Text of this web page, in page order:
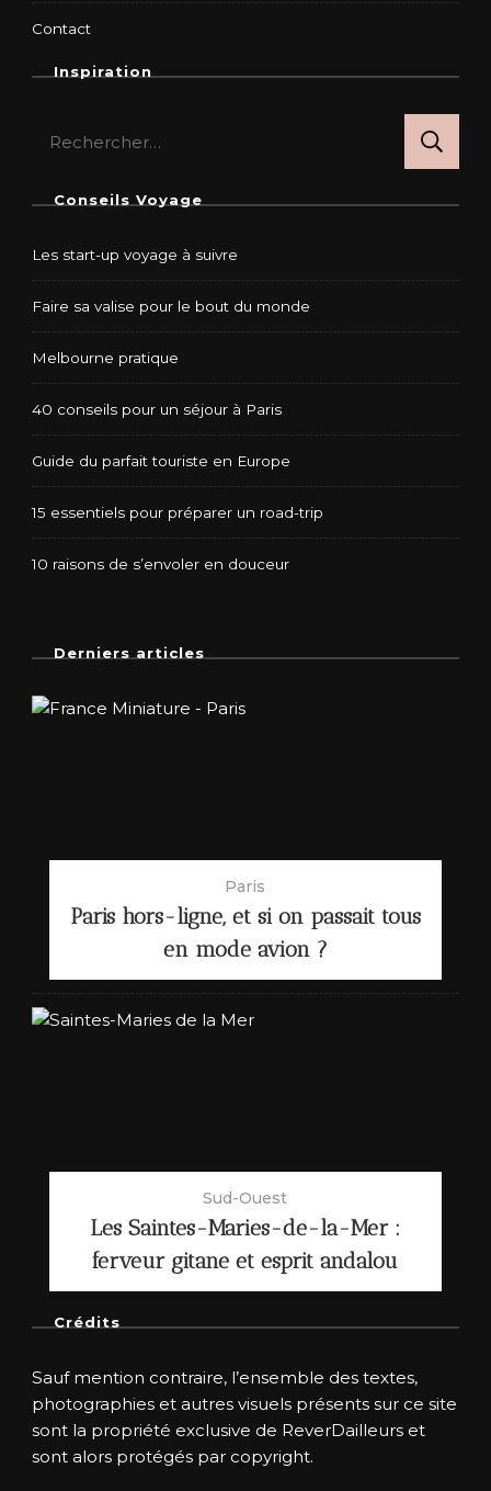
Contact
Inspiration
Conseils Voyage
Les start-up voyage à suivre
Faire sa valise pour le bout du monde
Melbourne pratique
40 conseils pour un séjour à Paris
Guide du parfait touriste en Europe
15 essentiels pour préparer un road-trip
10 raisons de s’envoler en douceur
Derniers articles
Paris
Paris hors-ligne, et si on passait tous
en mode avion ?
Sud-Ouest
Les Saintes-Maries-de-la-Mer :
ferveur gitane et esprit andalou
Crédits
Sauf mention contraire, l’ensemble des textes,
photographies et autres visuels présents sur ce site
sont la propriété exclusive de ReverDailleurs et
sont alors protégés par copyright.